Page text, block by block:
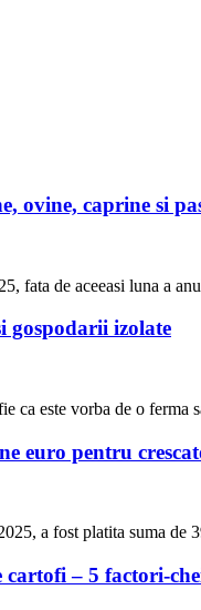
ovine, caprine si
fata de aceeasi luna a
gospodarii izolate
ca este vorba de o ferma
euro pentru
a fost platita suma de
– 5 factori-